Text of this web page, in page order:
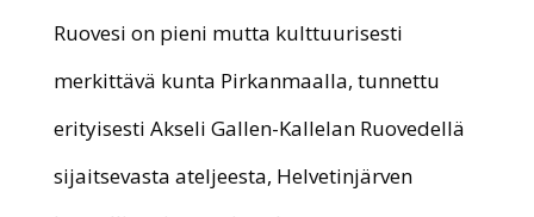
Ruovesi on pieni mutta kulttuurisesti
merkittävä kunta Pirkanmaalla, tunnettu
erityisesti Akseli Gallen-Kallelan Ruovedellä
sijaitsevasta ateljeesta, Helvetinjärven